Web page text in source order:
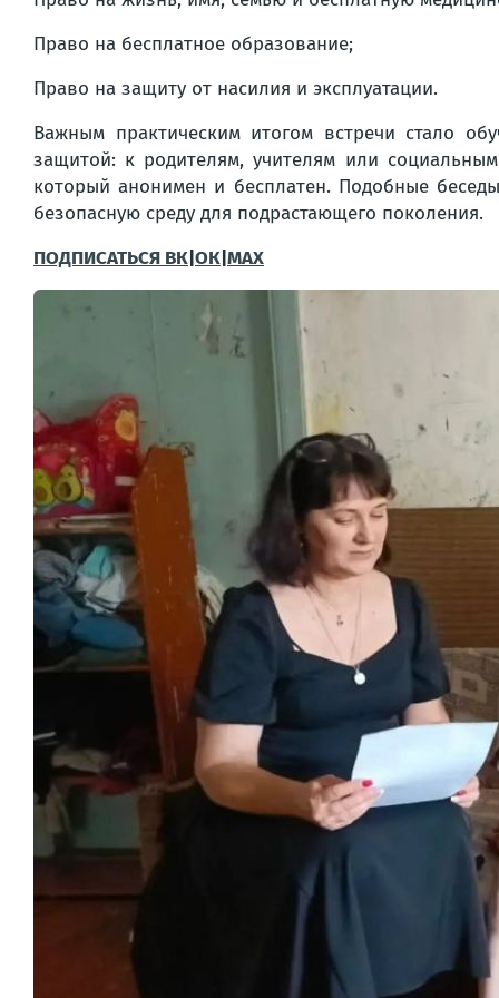
Право на бесплатное образование;
Право на защиту от насилия и эксплуатации.
Важным практическим итогом встречи стало
защитой: к родителям, учителям или
который анонимен и бесплатен. Подобные
безопасную среду для подрастающего поколения.
ПОДПИСАТЬСЯ ВК ОК МАХ